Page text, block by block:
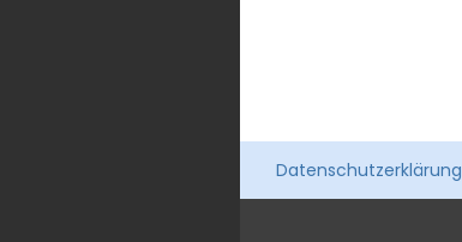
Datenschutzerklärung